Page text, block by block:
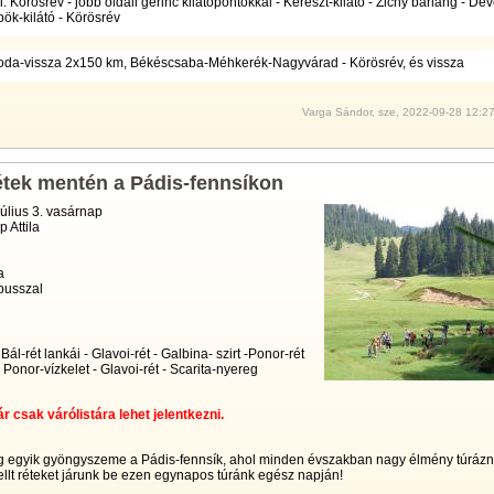
kilátó - Körösrév
vissza 2x150 km, Békéscsaba-Méhkerék-Nagyvárad - Körösrév, és vissza
Varga Sándor, sze, 2022-09-28 12:27
mentén a Pádis-fennsíkon
3. vasárnap
Attila
rét lankái - Glavoi-rét - Galbina- szirt -Ponor-rét
vízkelet - Glavoi-rét - Scarita-nyereg
csak várólistára lehet jelentkezni.
egyik gyöngyszeme a Pádis-fennsík, ahol minden évszakban nagy élmény
réteket járunk be ezen egynapos túránk egész napján!